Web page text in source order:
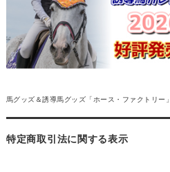
馬グッズ＆誘導馬グッズ「ホース・ファクトリー」
特定商取引法に関する表示